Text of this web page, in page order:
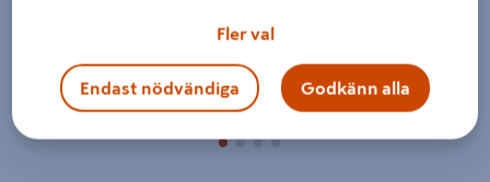
Fler val
Endast nödvändiga Godkänn alla